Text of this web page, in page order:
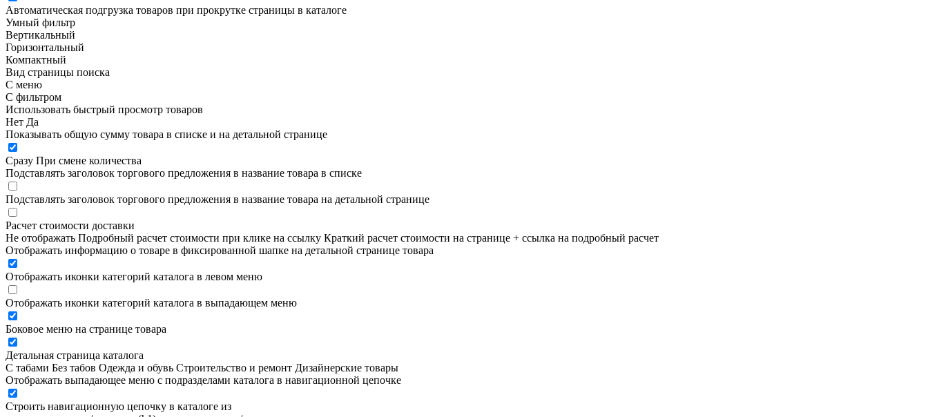
Автоматическая подгрузка товаров при прокрутке страницы в каталоге
Умный фильтр
Вертикальный
Горизонтальный
Компактный
Вид страницы поиска
С меню
С фильтром
Использовать быстрый просмотр товаров
Нет Да
Показывать общую сумму товара в списке и на детальной странице
Сразу При смене количества
Подставлять заголовок торгового предложения в название товара в списке
Подставлять заголовок торгового предложения в название товара на детальной странице
Расчет стоимости доставки
Не отображать Подробный расчет стоимости при клике на ссылку Краткий расчет стоимости на странице + ссылка на подробный расчет
Отображать информацию о товаре в фиксированной шапке на детальной странице товара
Отображать иконки категорий каталога в левом меню
Отображать иконки категорий каталога в выпадающем меню
Боковое меню на странице товара
Детальная страница каталога
С табами Без табов Одежда и обувь Строительство и ремонт Дизайнерские товары
Отображать выпадающее меню с подразделами каталога в навигационной цепочке
Строить навигационную цепочку в каталоге из